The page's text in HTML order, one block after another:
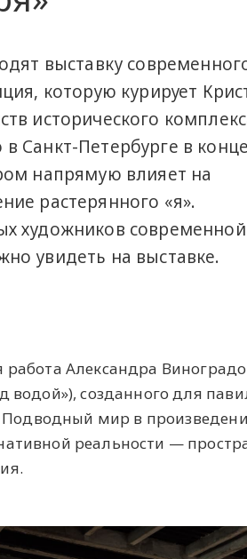
выставку
которую курирует
исторического
Санкт-Петербурге в
напрямую влияет на
растерянного «я».
художников современной
увидеть на выставке.
Александра
водой»), созданного для
Подводный мир в
реальности —